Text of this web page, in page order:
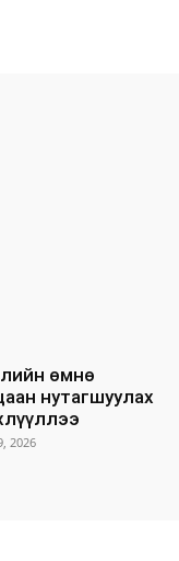
өмнө
нутагшуулах
2026